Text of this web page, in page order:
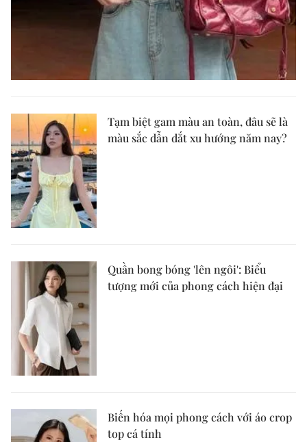
Tạm biệt gam màu an toàn, đâu sẽ là
màu sắc dẫn dắt xu hướng năm nay?
Quần bong bóng 'lên ngôi': Biểu
tượng mới của phong cách hiện đại
Biến hóa mọi phong cách với áo crop
top cá tính